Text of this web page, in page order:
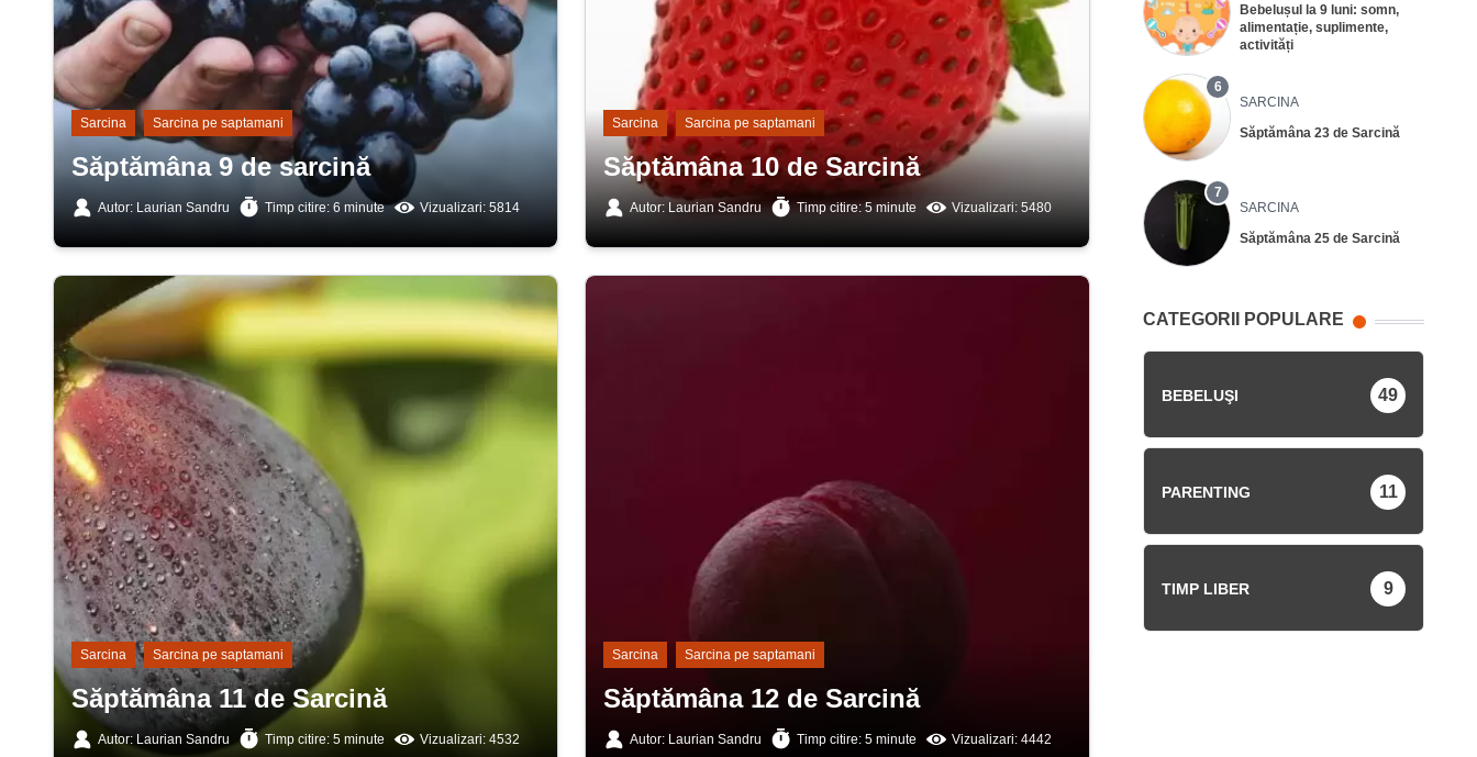
Sarcina Sarcina pe saptamani
Săptămâna 9 de sarcină
Autor: Laurian Sandru Timp citire: 6 minute Vizualizari: 5814
Sarcina Sarcina pe saptamani
Săptămâna 10 de Sarcină
Autor: Laurian Sandru Timp citire: 5 minute Vizualizari: 5480
Sarcina Sarcina pe saptamani
Săptămâna 11 de Sarcină
Autor: Laurian Sandru Timp citire: 5 minute Vizualizari: 4532
Sarcina Sarcina pe saptamani
Săptămâna 12 de Sarcină
Autor: Laurian Sandru Timp citire: 5 minute Vizualizari: 4442
Bebelușul la 9 luni: somn,
alimentație, suplimente,
activități
6
SARCINA
Săptămâna 23 de Sarcină
7
SARCINA
Săptămâna 25 de Sarcină
CATEGORII POPULARE
BEBELUŞI 49
PARENTING 11
TIMP LIBER 9